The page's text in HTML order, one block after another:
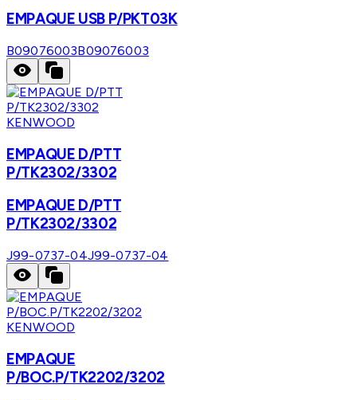
EMPAQUE USB P/PKT03K
B09076003B09076003
KENWOOD
EMPAQUE D/PTT
P/TK2302/3302
EMPAQUE D/PTT
P/TK2302/3302
J99-0737-04J99-0737-04
KENWOOD
EMPAQUE
P/BOC.P/TK2202/3202